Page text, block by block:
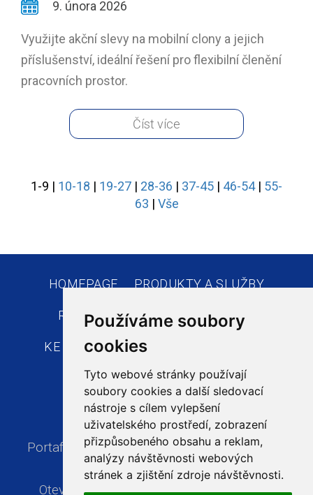
Používáme soubory
cookies
Tyto webové stránky používají
soubory cookies a další sledovací
nástroje s cílem vylepšení
uživatelského prostředí, zobrazení
přizpůsobeného obsahu a reklam,
analýzy návštěvnosti webových
stránek a zjištění zdroje návštěvnosti.
9. února 2026
Využijte akční slevy na mobilní clony a jejich
příslušenství, ideální řešení pro flexibilní členění
pracovních prostor.
Číst více
1-9 | 10-18 | 19-27 | 28-36 | 37-45 | 46-54| 55-
63 | Vše
HOMEPAGE PRODUKTY A SLUŽBY
REFERENCE AKTUALITY VOP
KE STAŽENÍ KONTAKTY
Portaflex s.r.o., Poděbradova 3267/97A, 702
00 Ostrava, Česká republika
Otevírací doba:Po-Pá, 7:00 - 16:00 hodin